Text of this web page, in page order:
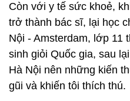
Còn với y tế sức khoẻ,
trở thành bác sĩ, lại học
Nội - Amsterdam, lớp 11
sinh giỏi Quốc gia, sau
Hà Nội nên những kiến
gũi và khiến tôi thích thú.